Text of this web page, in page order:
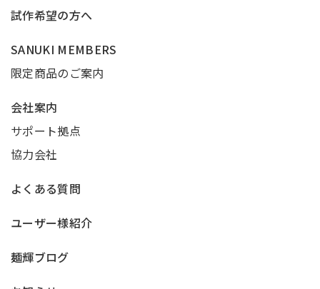
試作希望の方へ
SANUKI MEMBERS
限定商品のご案内
会社案内
サポート拠点
協力会社
よくある質問
ユーザー様紹介
麺輝ブログ